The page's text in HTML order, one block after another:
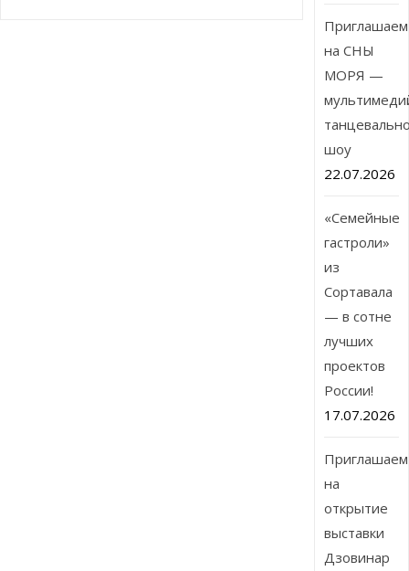
Приглашаем
на СНЫ
МОРЯ —
шоу
22.07.2026
«Семейные
гастроли»
из
Сортавала
— в сотне
лучших
проектов
России!
17.07.2026
Приглашаем
на
открытие
выставки
Дзовинар